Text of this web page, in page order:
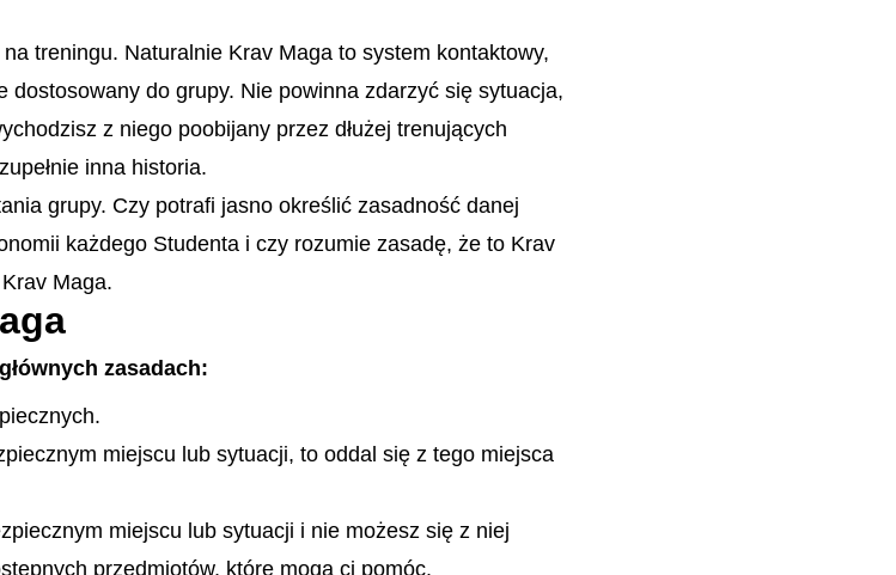
treningu. Naturalnie Krav Maga to system kontaktowy,
do grupy. Nie powinna zdarzyć się sytuacja,
z niego poobijany przez dłużej trenujących
inna historia.
grupy. Czy potrafi jasno określić zasadność danej
każdego Studenta i czy rozumie zasadę, że to Krav
Maga.
zasadach:
miejscu lub sytuacji, to oddal się z tego miejsca
miejscu lub sytuacji i nie możesz się z niej
przedmiotów, które mogą ci pomóc.